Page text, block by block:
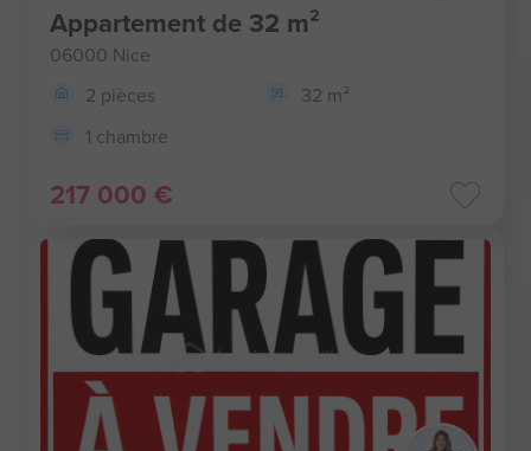
Appartement de 32 m²
06000 Nice
2 pièces
32 m²
1 chambre
217 000 €